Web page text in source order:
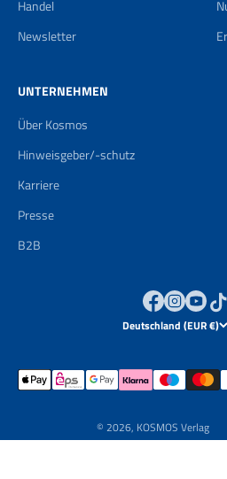
Handel
Newsletter
UNTERNEHMEN
Über Kosmos
Hinweisgeber/-schutz
Karriere
Presse
B2B
Deutschland (EUR €)
© 2026, KOSMOS Verlag
Powered byBrand Boosting